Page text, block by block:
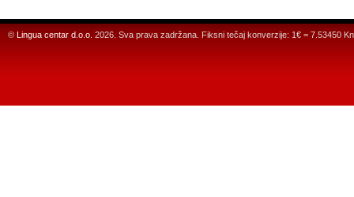
© Lingua centar d.o.o. 2026. Sva prava zadržana. Fiksni tečaj konverzije: 1€ = 7.53450 Kn